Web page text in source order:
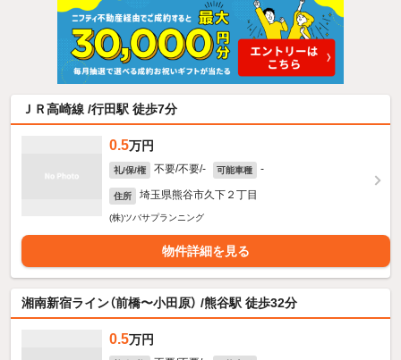
ＪＲ高崎線 /行田駅 徒歩7分
0.5万円
礼/保/権 不要/不要/- 可能車種 -
住所 埼玉県熊谷市久下２丁目
(株)ツバサプランニング
物件詳細を見る
湘南新宿ライン（前橋〜小田原） /熊谷駅 徒歩32分
0.5万円